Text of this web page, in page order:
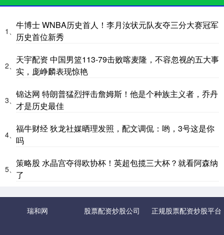
1、
牛博士 WNBA历史首人！李月汝状元队友夺三分大赛冠军
历史首位新秀
2、
天宇配资 中国男篮113-79击败喀麦隆，不容忽视的五大事
实，庞峥麟表现惊艳
3、
锦达网 特朗普猛烈抨击詹姆斯！他是个种族主义者，乔丹
才是历史最佳
4、
福牛财经 狄龙社媒晒理发照，配文调侃：哟，3号这是你
吗
5、
策略股 水晶宫夺得欧协杯！英超包揽三大杯？就看阿森纳
了
瑞和网 股票配资炒股公司 正规股票配资炒股平台